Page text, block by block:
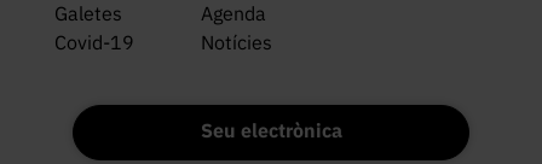
Galetes
Agenda
Covid-19
Notícies
Seu electrònica